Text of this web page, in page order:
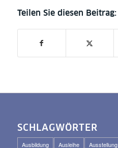
SCHLAGWÖRTER
Ausbildung Ausleihe Ausstellung